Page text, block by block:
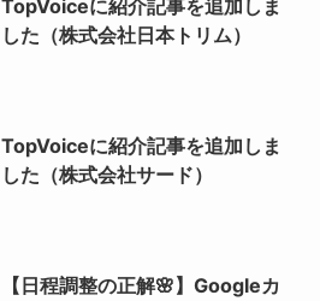
TopVoiceに紹介記事を追加しま
した（株式会社日本トリム）
TopVoiceに紹介記事を追加しま
した（株式会社サード）
【日程調整の正解🌸】Googleカ